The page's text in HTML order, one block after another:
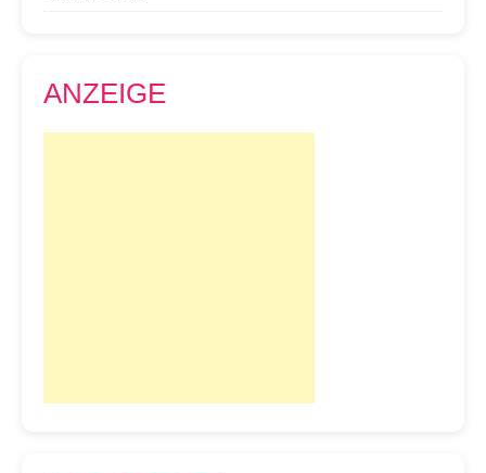
ANZEIGE